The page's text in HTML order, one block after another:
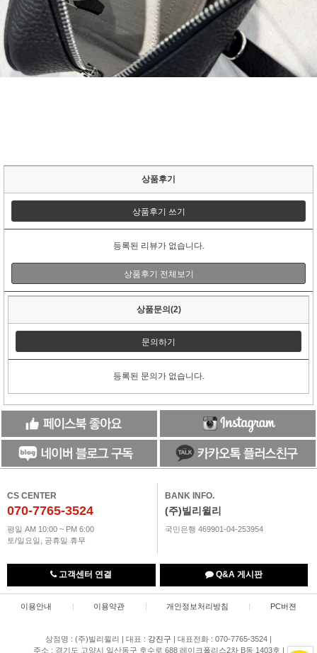
상품후기
상품후기 쓰기
등록된 리뷰가 없습니다.
상품후기 전체보기
상품문의(2)
문의하기
등록된 문의가 없습니다.
CS CENTER
070-7765-3524
평일 AM 10:00 ~ PM 6:00
토/일요일, 공휴일 휴무
BANK INFO.
(주)빌리윌리
국민은행 469901-04-253954
고객센터 연결 Q&A 게시판
이용안내 | 이용약관 | 개인정보처리방침 | PC버젼
상점명 : (주)빌리윌리 | 대표 : 강진구 | 대표전화 : 070-7765-3524 |
주소 : 경기도 고양시 일산동구 호수로 688 레이크폴리스2차 B동 1403호 |